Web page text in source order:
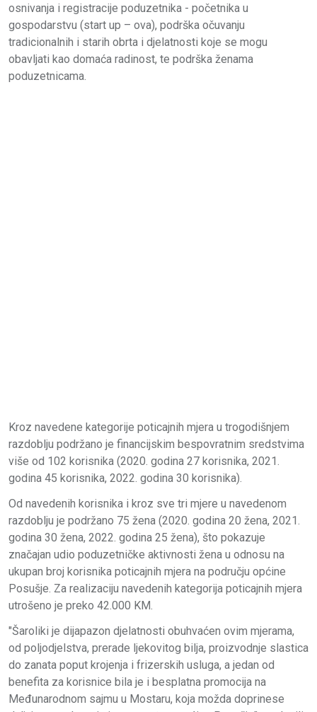
osnivanja i registracije poduzetnika - početnika u
gospodarstvu (start up – ova), podrška očuvanju
tradicionalnih i starih obrta i djelatnosti koje se mogu
obavljati kao domaća radinost, te podrška ženama
poduzetnicama.
Kroz navedene kategorije poticajnih mjera u trogodišnjem
razdoblju podržano je financijskim bespovratnim sredstvima
više od 102 korisnika (2020. godina 27 korisnika, 2021.
godina 45 korisnika, 2022. godina 30 korisnika).
Od navedenih korisnika i kroz sve tri mjere u navedenom
razdoblju je podržano 75 žena (2020. godina 20 žena, 2021.
godina 30 žena, 2022. godina 25 žena), što pokazuje
značajan udio poduzetničke aktivnosti žena u odnosu na
ukupan broj korisnika poticajnih mjera na području općine
Posušje. Za realizaciju navedenih kategorija poticajnih mjera
utrošeno je preko 42.000 KM.
"Šaroliki je dijapazon djelatnosti obuhvaćen ovim mjerama,
od poljodjelstva, prerade ljekovitog bilja, proizvodnje slastica
do zanata poput krojenja i frizerskih usluga, a jedan od
benefita za korisnice bila je i besplatna promocija na
Međunarodnom sajmu u Mostaru, koja možda doprinese